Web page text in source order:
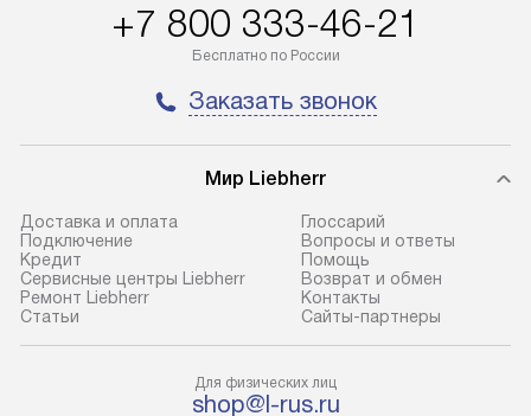
до представительства
транспортной компании в городе
условия доставки у менеджера при
В оговоренный день служба
доставки доставит упакованный
прибор до подъезда. Если
требуется переместить прибор
до двери квартиры или до места
установки, пожалуйста,
с менеджером. За данную услугу
взимается дополнительная плата.
обеспечивают
предполагают
холодильников
требующим
наличие крана.
+7 800 333-46-21
Бесплатно по России
Заказать звонок
Мир Liebherr
Доставка и оплата
Подключение
Кредит
Сервисные центры Liebherr
Ремонт Liebherr
Cтатьи
Глоссарий
Вопросы и ответы
Помощь
Возврат и обмен
Контакты
Сайты-партнеры
Для физических лиц
shop@l-rus.ru